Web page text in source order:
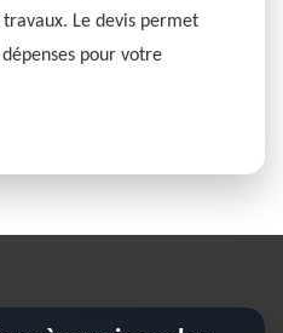
travaux. Le devis permet
pour votre